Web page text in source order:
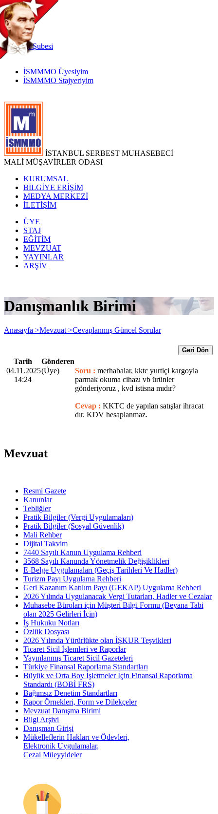
TR
|
EN
İnternetŞubesi
İSMMMO Üyesiyim
İSMMMO Stajyeriyim
İSTANBUL SERBEST MUHASEBECİ
MALİ MÜŞAVİRLER ODASI
KURUMSAL
BİLGİYE ERİŞİM
MEDYA MERKEZİ
İLETİŞİM
ÜYE
STAJ
EĞİTİM
MEVZUAT
YAYINLAR
ARŞİV
Danışmanlık Birimi
Anasayfa >Mevzuat >Cevaplanmış Güncel Sorular
Geri Dön
Tarih
Gönderen
04.11.2025
14:24
(Üye) Soru : merhabalar, kktc yurtiçi kargoyla
parmak okuma cihazı vb ürünler
gönderiyoruz , kvd istisna mıdır?
Cevap : KKTC de yapılan satışlar ihracat
dır. KDV hesaplanmaz.
Mevzuat
Resmi Gazete
Kanunlar
Tebliğler
Pratik Bilgiler (Vergi Uygulamaları)
Pratik Bilgiler (Sosyal Güvenlik)
Mali Rehber
Dijital Takvim
7440 Sayılı Kanun Uygulama Rehberi
3568 Sayılı Kanunda Yönetmelik Değişiklikleri
E-Belge Uygulamaları (Geçiş Tarihleri Ve Hadler)
Turizm Payı Uygulama Rehberi
Geri Kazanım Katılım Payı (GEKAP) Uygulama Rehberi
2026 Yılında Uygulanacak Vergi Tutarları, Hadler ve Cezalar
Muhasebe Büroları için Müşteri Bilgi Formu (Beyana Tabi
olan 2025 Gelirleri İçin)
İş Hukuku Notları
Özlük Dosyası
2026 Yılında Yürürlükte olan İŞKUR Teşvikleri
Ticaret Sicil İşlemleri ve Raporlar
Yayınlanmış Ticaret Sicil Gazeteleri
Türkiye Finansal Raporlama Standartları
Büyük ve Orta Boy İşletmeler İçin Finansal Raporlama
Standardı (BOBİ FRS)
Bağımsız Denetim Standartları
Rapor Örnekleri, Form ve Dilekçeler
Mevzuat Danışma Birimi
Bilgi Arşivi
Danışman Girişi
Mükelleflerin Hakları ve Ödevleri,
Elektronik Uygulamalar,
Cezai Müeyyideler